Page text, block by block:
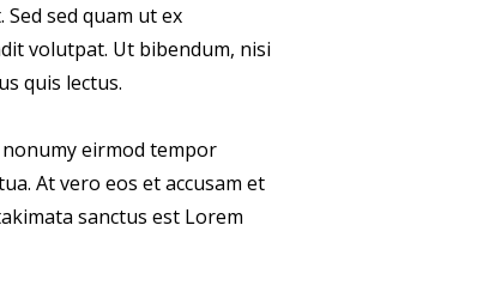
sed quam ut ex
volutpat. Ut bibendum, nisi
quis lectus.
eirmod tempor
At vero eos et accusam et
sanctus est Lorem